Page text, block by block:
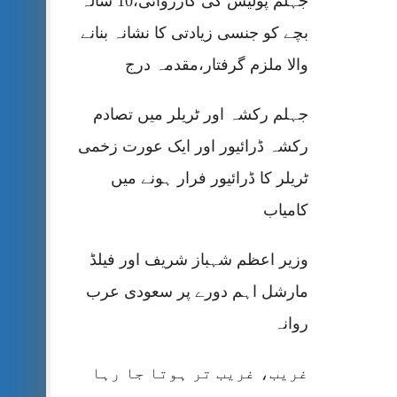
بچے کو جنسی زیادتی کا نشانہ بنانے
والا ملزم گرفتار،مقدمہ درج
جہلم رکشہ اور ٹریلر میں تصادم
رکشہ ڈرائیور اور ایک عورت زخمی
ٹریلر کا ڈرائیور فرار ہونے میں
کامیاب
وزیر اعظم شہباز شریف اور فیلڈ
مارشل اہم دورے پر سعودی عرب
روانہ
غریب، غریب تر ہوتا جا رہا